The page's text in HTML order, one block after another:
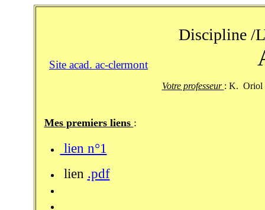
Site acad. ac-clermont
Discipline /
Votre professeur : K. Oriol
Mes premiers liens :
lien n°1
lien .pdf